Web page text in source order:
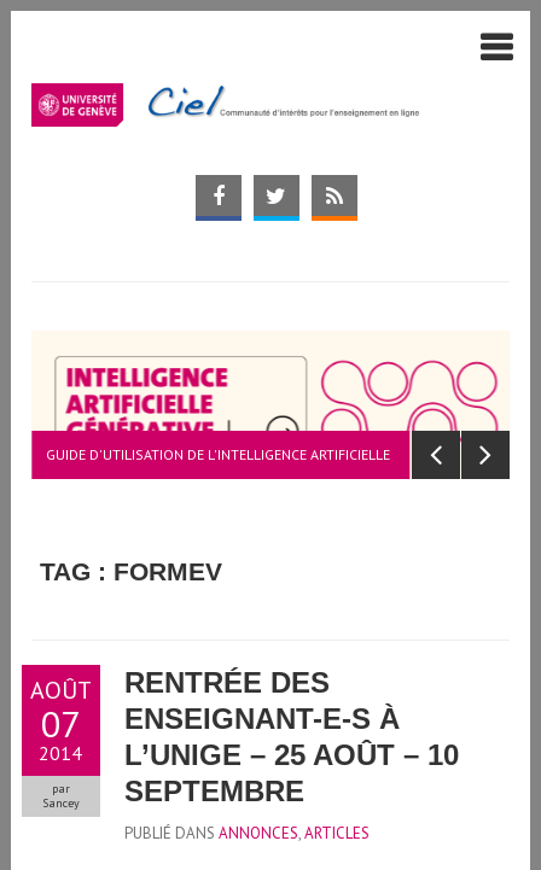
GUIDE D'UTILISATION DE L'INTELLIGENCE ARTIFICIELLE
TAG : FORMEV
AOÛT
07
2014
par
Sancey
RENTRÉE DES
ENSEIGNANT-E-S À
L’UNIGE – 25 AOÛT – 10
SEPTEMBRE
PUBLIÉ DANS ANNONCES,ARTICLES